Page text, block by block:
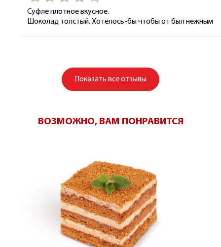
Суфле плотное вкусное.
Шоколад толстый. Хотелось-бы чтобы от был нежным
Показать все отзывы
ВОЗМОЖНО, ВАМ ПОНРАВИТСЯ